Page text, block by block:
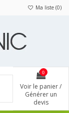
Ma liste (0)
0
Voir le panier /
Générer un
devis